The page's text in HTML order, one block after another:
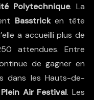
Polytechnique. La
Basstricken tête
a accueilli plus de
attendues. Entre
de gagner en
dans les Hauts-de-
Plein Air Festival. Les